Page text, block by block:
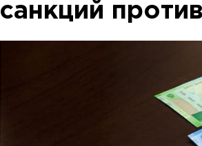
санкций